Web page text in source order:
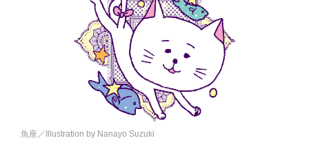
魚座／Illustration by Nanayo Suzuki